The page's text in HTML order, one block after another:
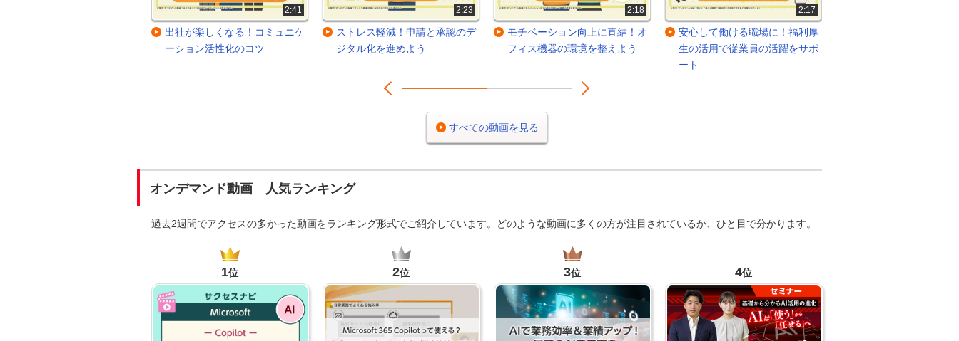
2:41
出社が楽しくなる！コミュニケ
ーション活性化のコツ
2:23
ストレス軽減！申請と承認のデ
ジタル化を進めよう
2:18
モチベーション向上に直結！オ
フィス機器の環境を整えよう
2:17
安心して働ける職場に！福利厚
生の活用で従業員の活躍をサポ
ート
1 2
Prev Next
すべての動画を見る
オンデマンド動画 人気ランキング
過去2週間でアクセスの多かった動画をランキング形式でご紹介しています。どのような動画に多くの方が注目されているか、ひと目で分かります。
1位 2位 3位 4位